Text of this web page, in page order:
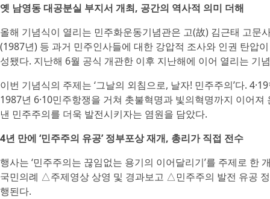
옛 남영동 대공분실 부지서 개최, 공간의 역사적 의미 더해
올해 기념식이 열리는 민주화운동기념관은 고(故) 김근태 고문
(1987년) 등 과거 민주인사들에 대한 강압적 조사와 인권 탄압
성됐다. 지난해 6월 공식 개관한 이후 지난해에 이어 열리는 기
이번 기념식의 주제는 ‘그날의 외침으로, 날자! 민주주의’다.
1987년 6·10민주항쟁을 거쳐 촛불혁명과 빛의혁명까지 이어
낸 민주주의를 더욱 발전시키자는 염원을 담았다.
4년 만에 ‘민주주의 유공’ 정부포상 재개, 총리가 직접 전수
행사는 ‘민주주의는 끊임없는 용기의 이어달리기’를 주제로
국민의례 △주제영상 상영 및 경과보고 △민주주의 발전 유공
행된다.